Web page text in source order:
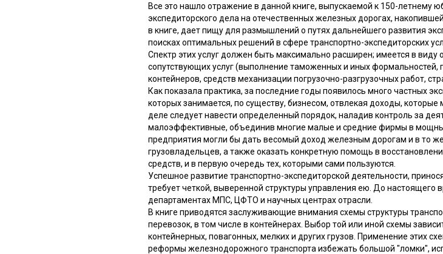
Все это нашло отражение в данной книге, выпускаемой к 150-летнему
экспедиторского дела на отечественных железных дорогах,
в книге, дает пищу для размышлений о путях дальнейшего развития
поисках оптимальных решений в сфере транспортно-экспедиторских
Спектр этих услуг должен быть максимально расширен; имеется в
сопутствующих услуг (выполнение таможенных и иных формальностей,
контейнеров, средств механизации погрузочно-разгрузочных работ,
Как показала практика, за последние годы появилось много частных
которых занимается, по существу, бизнесом, отвлекая доходы,
деле следует навести определенный порядок, наладив контроль за
малоэффективные, объединив многие малые и средние фирмы в
предприятия могли бы дать весомый доход железным дорогам и в то
грузовладельцев, а также оказать конкретную помощь в
средств, и в первую очередь тех, которыми сами пользуются.
Успешное развитие транспортно-экспедиторской деятельности,
требует четкой, выверенной структуры управления ею. До настоящего
департаментах МПС, ЦФТО и научных центрах отрасли.
В книге приводятся заслуживающие внимания схемы структуры
перевозок, в том числе в контейнерах. Выбор той или иной схемы
контейнерных, повагонных, мелких и других грузов. Применение этих
реформы железнодорожного транспорта избежать большой "ломки",